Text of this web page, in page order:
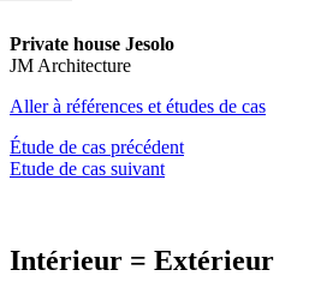
Private house Jesolo
JM Architecture
Aller à références et études de cas
Étude de cas précédent
Etude de cas suivant
Intérieur = Extérieur